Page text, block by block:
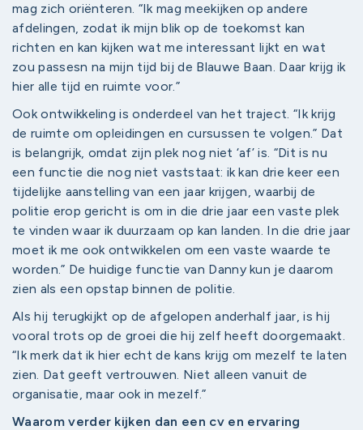
mag zich oriënteren. “Ik mag meekijken op andere
afdelingen, zodat ik mijn blik op de toekomst kan
richten en kan kijken wat me interessant lijkt en wat
zou passesn na mijn tijd bij de Blauwe Baan. Daar krijg ik
hier alle tijd en ruimte voor.”
Ook ontwikkeling is onderdeel van het traject. “Ik krijg
de ruimte om opleidingen en cursussen te volgen.” Dat
is belangrijk, omdat zijn plek nog niet ‘af’ is. “Dit is nu
een functie die nog niet vaststaat: ik kan drie keer een
tijdelijke aanstelling van een jaar krijgen, waarbij de
politie erop gericht is om in die drie jaar een vaste plek
te vinden waar ik duurzaam op kan landen. In die drie jaar
moet ik me ook ontwikkelen om een vaste waarde te
worden.” De huidige functie van Danny kun je daarom
zien als een opstap binnen de politie.
Als hij terugkijkt op de afgelopen anderhalf jaar, is hij
vooral trots op de groei die hij zelf heeft doorgemaakt.
“Ik merk dat ik hier echt de kans krijg om mezelf te laten
zien. Dat geeft vertrouwen. Niet alleen vanuit de
organisatie, maar ook in mezelf.”
Waarom verder kijken dan een cv en ervaring